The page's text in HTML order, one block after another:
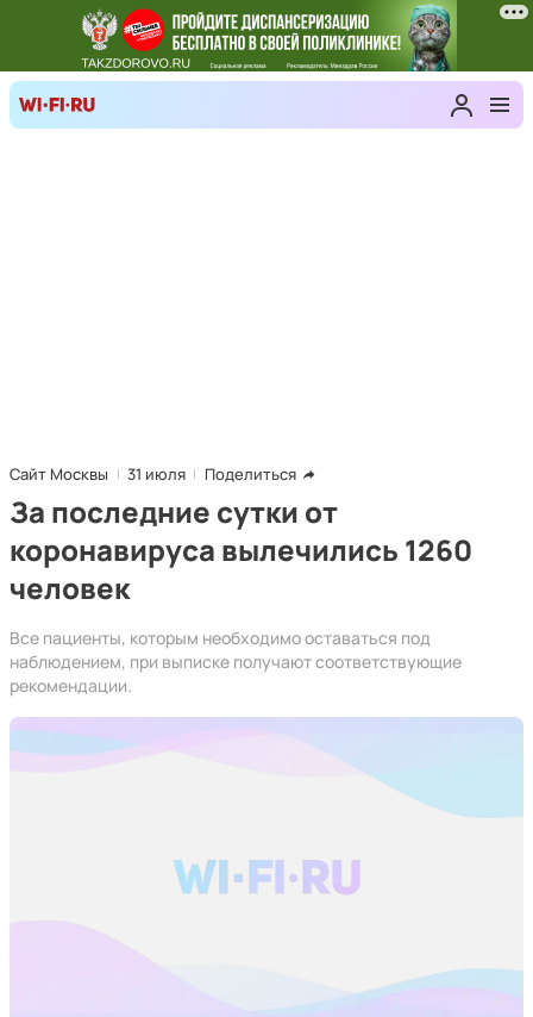
Сайт Москвы 31 июля Поделиться
За последние сутки от
коронавируса вылечились 1260
человек
Все пациенты, которым необходимо оставаться под
наблюдением, при выписке получают соответствующие
рекомендации.